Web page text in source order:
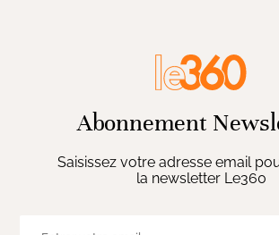
Abonnement
Saisissez votre adresse email
la newsletter Le360